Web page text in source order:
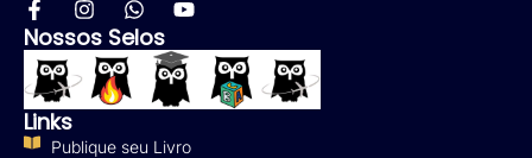
Nossos Selos
Links
Publique seu Livro